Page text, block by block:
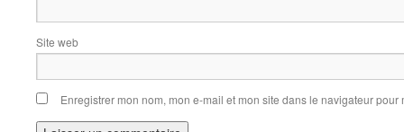
Site web
Enregistrer mon nom, mon e-mail et mon site dans le navigateur